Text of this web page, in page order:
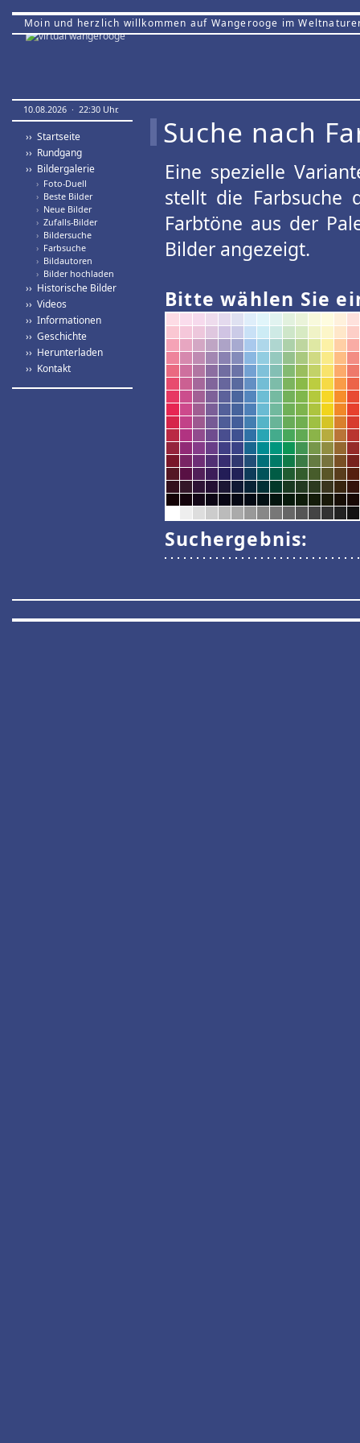
Moin und herzlich willkommen auf Wangerooge im
10.08.2026 · 22:30 Uhr.
›› Startseite
›› Rundgang
›› Bildergalerie
› Foto-Duell
› Beste Bilder
› Neue Bilder
› Zufalls-Bilder
› Bildersuche
› Farbsuche
› Bildautoren
› Bilder hochladen
›› Historische Bilder
›› Videos
›› Informationen
›› Geschichte
›› Herunterladen
›› Kontakt
Suche nach
Eine spezielle
stellt die Farbsuche
Farbtöne aus der
Bilder angezeigt.
Bitte wählen Sie
Suchergebnis: